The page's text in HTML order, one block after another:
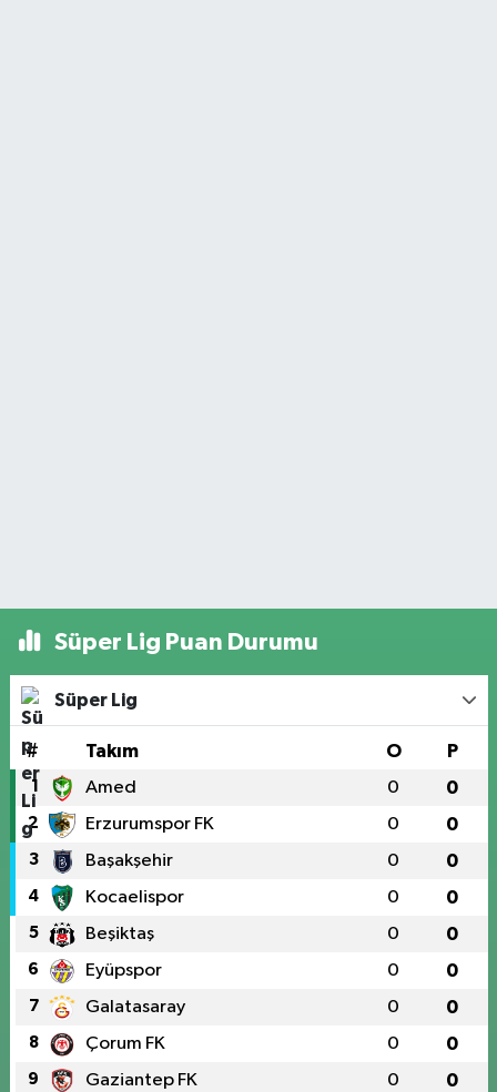
Süper Lig Puan Durumu
Süper Lig
# Takım O P
1 Amed 0 0
2 Erzurumspor FK 0 0
3 Başakşehir 0 0
4 Kocaelispor 0 0
5 Beşiktaş 0 0
6 Eyüpspor 0 0
7 Galatasaray 0 0
8 Çorum FK 0 0
9 Gaziantep FK 0 0